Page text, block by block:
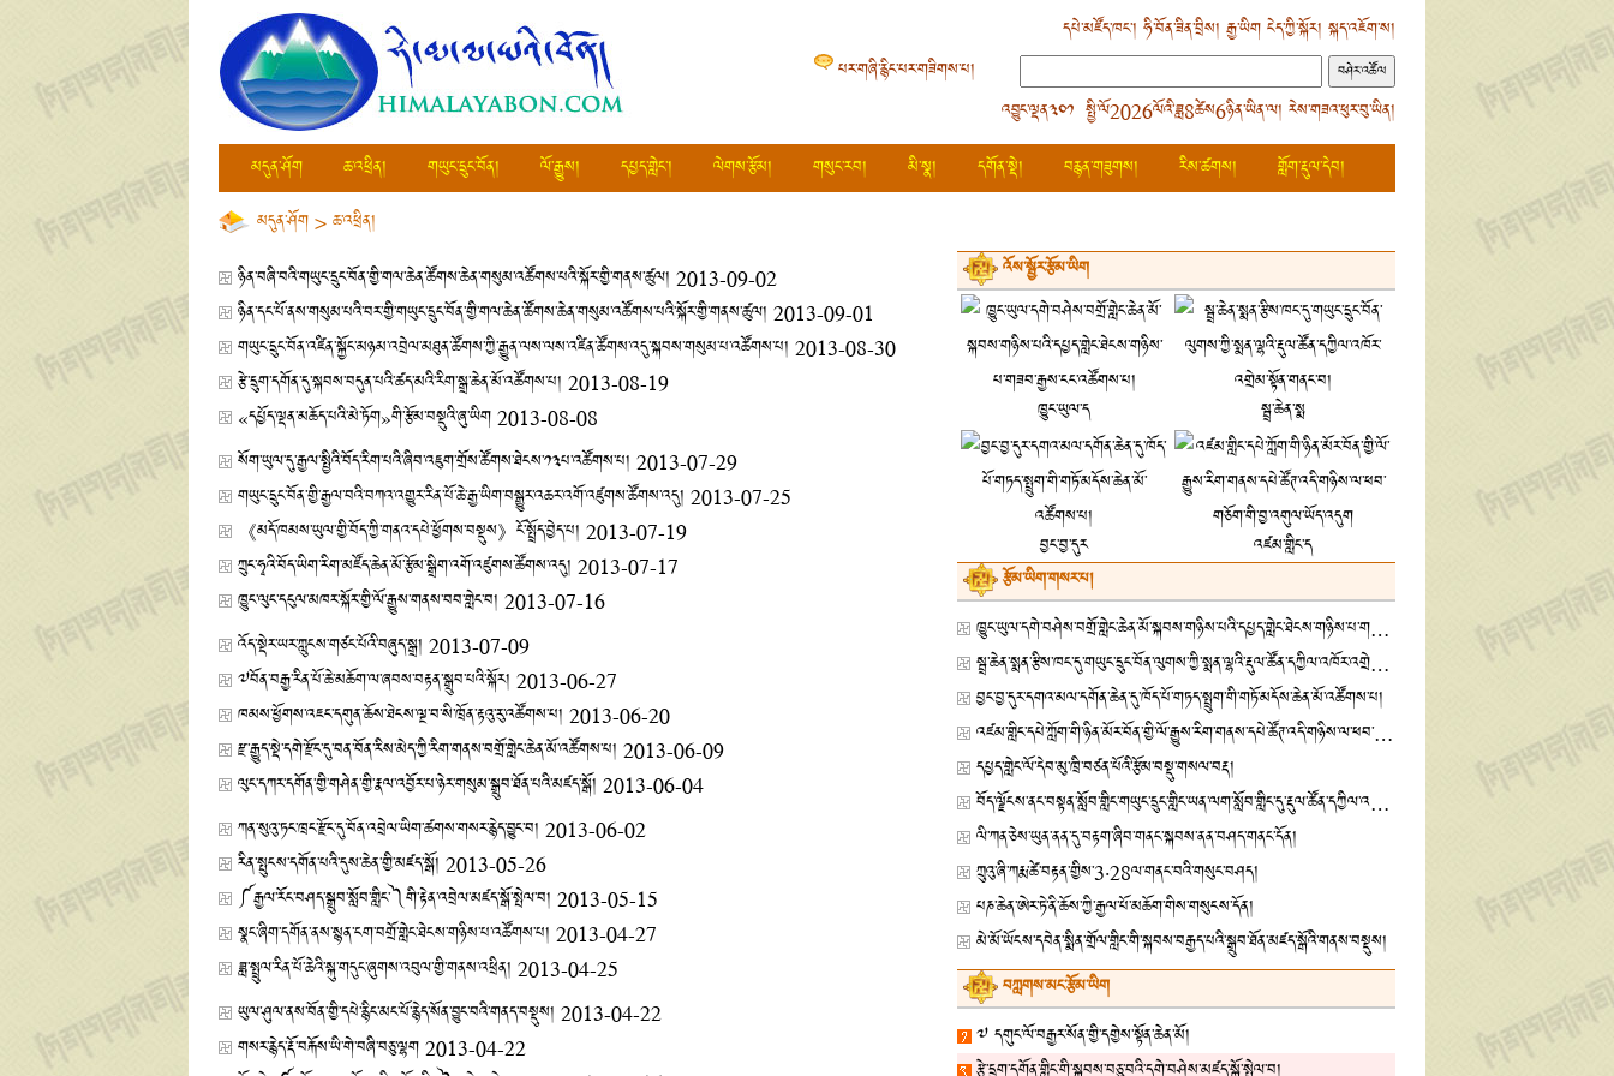
དཔེ་མཛོད་ཁང་། ཧི་བོན་ཟིན་བྲིས། རྒྱ་ཡིགངེད་ཀྱི་སྐོར། སྐད་འཇོག་ས།
པར་གཞི་རྙིང་པར་གཟིགས་པ།
འབྱུང་ལྡན༣༠༡ སྤྱི་ལོ2026ལོའི་ཟླ8ཚེས6ཉིན་ཡིན་ལ། རེས་གཟའ་ཕུར་བུ་ཡིན།
མདུན་ཤོག
ཆ་འཕྲིན། གཡུང་དྲུང་བོན། ལོ་རྒྱུས། དཔྱད་གླེང་། ལེགས་རྩོམ། གསུང་རབ། མི་སྣ། དགོན་སྡེ། བརྙན་གཟུགས། རིས་ཚགས།
གློག་རྡུལ་དེབ།
མདུན་ཤོག>ཆ་འཕྲིན།
ཉིན་བཞི་བའི་གཡུང་དྲུང་བོན་གྱི་གལ་ཆེན་ཚོགས་ཆེན་གསུམ་འཚོགས་པའི་སྐོར་གྱི་གནས་ཚུལ། 2013-09-02
ཉིན་དང་པོ་ནས་གསུམ་པའི་བར་གྱི་གཡུང་དྲུང་བོན་གྱི་གལ་ཆེན་ཚོགས་ཆེན་གསུམ་འཚོགས་པའི་སྐོར་གྱི་གནས་ཚུལ། 2013-09-01
གཡུང་དྲུང་བོན་འཛིན་སྐྱོང་མཉམ་འབྲེལ་མཐུན་ཚོགས་ཀྱི་རྒྱུན་ལས་ལས་འཛིན་ཚོགས་འདུ་སྐབས་གསུམ་པ་འཚོགས་པ། 2013-08-30
རྩེ་དྲུག་དགོན་དུ་སྐབས་བདུན་པའི་ཚད་མའི་རིག་སྒྲ་ཆེན་མོ་འཚོགས་པ། 2013-08-19
«དཔྱོད་ལྡན་མཆོད་པའི་མེ་ཏོག»གི་རྩོམ་བསྡུའི་ཞུ་ཡིག2013-08-08
སོག་ཡུལ་དུ་རྒྱལ་སྤྱིའི་བོད་རིག་པའི་ཞིབ་འཇུག་གྲོས་ཚོགས་ཐེངས་༡༣པ་འཚོགས་པ། 2013-07-29
གཡུང་དྲུང་བོན་གྱི་རྒྱལ་བའི་བཀའ་འགྱུར་རིན་པོ་ཆེ་རྒྱ་ཡིག་བསྒྱུར་འཆར་འགོ་འཛུགས་ཚོགས་འདུ། 2013-07-25
《མདོ་ཁམས་ཡུལ་གྱི་བོད་ཀྱི་གནའ་དཔེ་ཕྱོགས་བསྡུས》ངོ་སྤྲོད་བྱེད་པ། 2013-07-19
ཀྲུང་ཧྭའི་བོད་ཡིག་རིག་མཛོད་ཆེན་མོ་རྩོམ་སྒྲིག་འགོ་འཛུགས་ཚོགས་འདུ། 2013-07-17
ཁྱུང་ལུང་དངུལ་མཁར་སྐོར་གྱི་ལོ་རྒྱུས་གནས་བབ་གླེང་བ། 2013-07-16
འོད་སྡེར་ཡར་ཀླུངས་གཙང་པོའི་བཞུད་སྒྲ། 2013-07-09
༧བོན་བརྒྱ་རིན་པོ་ཆེ་མཆོག་ལ་ཞབས་བརྟན་སྒྲུབ་པའི་སྐོར། 2013-06-27
ཁམས་ཕྱོགས་འཇང་དགུན་ཆོས་ཐེངས་ལྔ་བ་སི་ཁྲོན་རྟའུ་རུ་འཚོགས་པ། 2013-06-20
རྫ་རྒྱུད་སྡེ་དགེ་རྫོང་དུ་བན་བོན་རིས་མེད་ཀྱི་རིག་གནས་བགྲོ་གླེང་ཆེན་མོ་འཚོགས་པ། 2013-06-09
ལུང་དཀར་དགོན་གྱི་གཤེན་གྱི་རྣལ་འབྱོར་པ་ཉེར་གསུམ་སྒྲུབ་ཐོན་པའི་མཛད་སྒོ། 2013-06-04
ཀན་སུའུ་ཏང་ཁྲང་རྫོང་དུ་བོན་འབྲེལ་ཡིག་ཚགས་གསར་རྙེད་བྱུང་བ། 2013-06-02
རིན་སྤུངས་དགོན་པའི་དུས་ཆེན་གྱི་མཛད་སྒོ། 2013-05-26
༼རྒྱལ་རོང་བཤད་སྒྲུབ་སློབ་གླིང་༽གི་རྟེན་འབྲེལ་མཛད་སྒོ་སྤེལ་བ། 2013-05-15
སྣང་ཞིག་དགོན་ནས་སྙན་ངག་བགྲོ་གླེང་ཐེངས་གཉིས་པ་འཚོགས་པ། 2013-04-27
ཟླ་སྤྲུལ་རིན་པོ་ཆེའི་སྐུ་གདུང་ཞུགས་འབུལ་གྱི་གནས་འཕྲིན། 2013-04-25
ཡུལ་ཤུལ་ནས་བོན་གྱི་དཔེ་རྙིང་མང་པོ་རྙེད་སོན་བྱུང་བའི་གནད་བསྡུས། 2013-04-22
གསར་རྙེད་རྡོ་བརྐོས་ཡི་གེ་བཞི་བཅུ་ལྷག2013-04-22
འོས་སྦྱོར་རྩོམ་ཡིག
ཁྱུང་ཡུལ་ད སྦྲ་ཆེན་སྨ
བྱང་བྱ་དུར
འཛམ་གླིང་ད
རྩོམ་ཡིག་གསར་པ།
ཁྱུང་ཡུལ་དགེ་བཤེས་བགྲོ་གླེང་ཆེན་མོ་སྐབས་གཉིས་པའི་དཔྱད་གླེང་ཐེངས་གཉིས་པ་གཟབ་རྒྱས་ངང་འཚོགས་པ།
སྦྲ་ཆེན་སྨན་རྩིས་ཁང་དུ་གཡུང་དྲུང་བོན་ལུགས་ཀྱི་སྨན་ལྷའི་རྡུལ་ཚོན་དཀྱིལ་འཁོར་འགྲེམ་སྟོན་གནང་བ།
བྱང་བྱ་དུར་དགའ་མལ་དགོན་ཆེན་དུ་ཁོད་པོ་གཏད་སྤྲུག་གི་གཏོ་མདོས་ཆེན་མོ་འཚོགས་པ།
འཛམ་གླིང་དཔེ་ཀློག་གི་ཉིན་མོར་བོན་གྱི་ལོ་རྒྱུས་རིག་གནས་དཔེ་ཚོཊ་འདི་གཉིས་ལ་ཕབ་གཅོག་གི་བྱ་འགུལ་ཡོད་འདུག
དཔྱད་གླེང་ལོ་དེབ་མུ་ཁྲི་བཙན་པོའི་རྩོམ་བསྡུ་གསལ་བརྡ།
བོད་ལྗོངས་ནང་བསྟན་སློབ་གླིང་གཡུང་དྲུང་གླིང་ཡན་ལག་སློབ་གླིང་དུ་རྡུལ་ཚོན་དཀྱིལ་འཁོར་འགྲེམས་སྟོན་གནང་བ།
ལི་ཀན་ཅེས་ཡུན་ནན་དུ་བརྟག་ཞིབ་གནང་སྐབས་ནན་བཤད་གནང་དོན།
ཀྲུའུ་ཞི་ཀརྨ་ཚེ་བརྟན་གྱིས་3·28ལ་གནང་བའི་གསུང་བཤད།
པཎ་ཆེན་ཨེར་ཏེ་ནི་ཆོས་ཀྱི་རྒྱལ་པོ་མཆོག་གིས་གསུངས་དོན།
མེ་མོ་ཡོངས་དབེན་སྨིན་གྲོལ་གླིང་གི་སྐབས་བརྒྱད་པའི་སྒྲུབ་ཐོན་མཛད་སྒོའི་གནས་བསྡུས།
བཀླགས་མང་རྩོམ་ཡིག
༧ དགུང་ལོ་བརྒྱར་སོན་གྱི་དགྱེས་སྟོན་ཆེན་མོ།